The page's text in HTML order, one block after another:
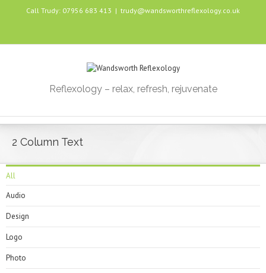
Call Trudy: 07956 683 413 | trudy@wandsworthreflexology.co.uk
Reflexology – relax, refresh, rejuvenate
2 Column Text
All
Audio
Design
Logo
Photo